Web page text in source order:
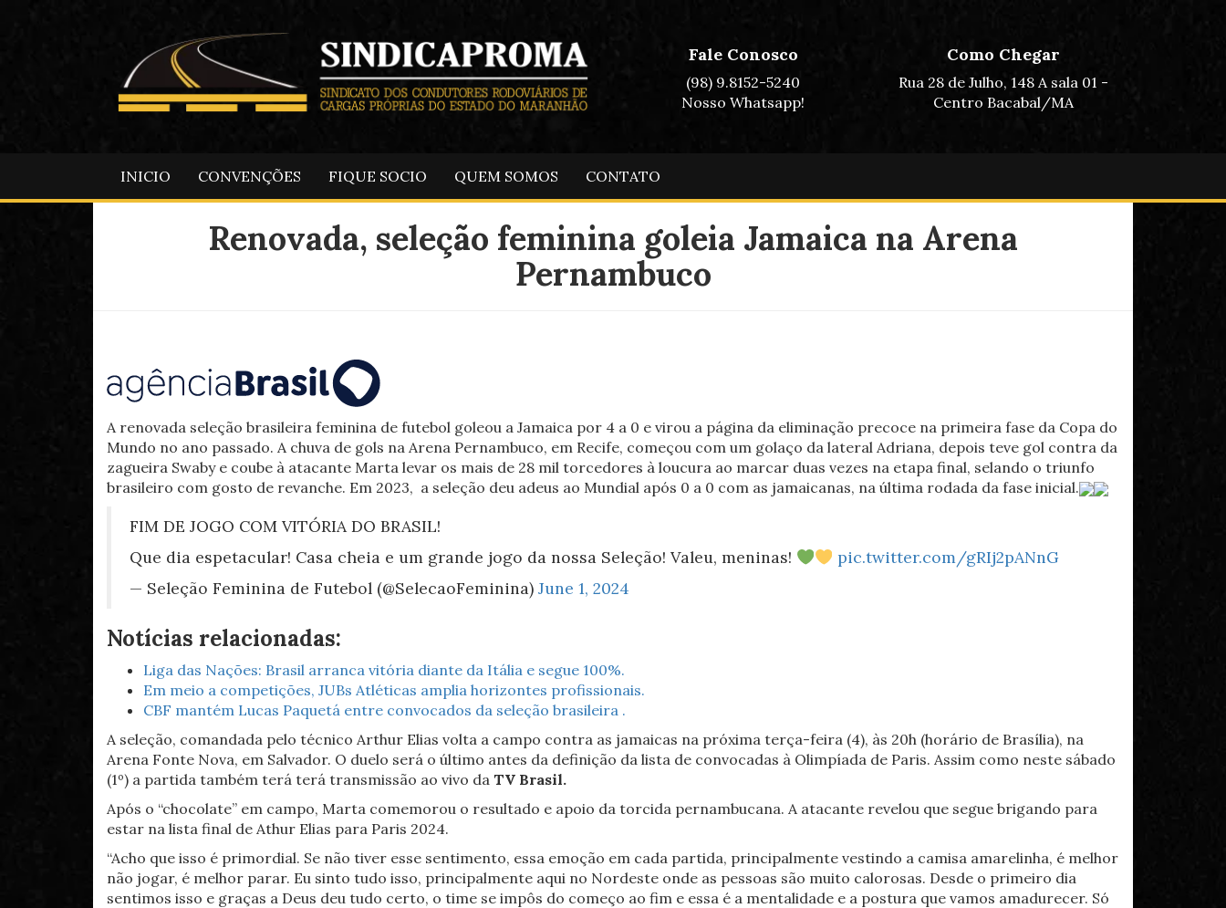
Fale Conosco
(98) 9.8152-5240
Nosso Whatsapp!
Como Chegar
Rua 28 de Julho, 148 A sala 01 -
Centro Bacabal/MA
INICIO CONVENÇÕES FIQUE SOCIO QUEM SOMOS CONTATO
Renovada, seleção feminina goleia Jamaica na Arena
Pernambuco
A renovada seleção brasileira feminina de futebol goleou a Jamaica por 4 a 0 e virou a página da eliminação precoce na primeira fase da Copa do
Mundo no ano passado. A chuva de gols na Arena Pernambuco, em Recife, começou com um golaço da lateral Adriana, depois teve gol contra da
zagueira Swaby e coube à atacante Marta levar os mais de 28 mil torcedores à loucura ao marcar duas vezes na etapa final, selando o triunfo
brasileiro com gosto de revanche. Em 2023, a seleção deu adeus ao Mundial após 0 a 0 com as jamaicanas, na última rodada da fase inicial.
FIM DE JOGO COM VITÓRIA DO BRASIL!
Que dia espetacular! Casa cheia e um grande jogo da nossa Seleção! Valeu, meninas!
pic.twitter.com/gRIj2pANnG
— Seleção Feminina de Futebol (@SelecaoFeminina) June 1, 2024
Notícias relacionadas:
Liga das Nações: Brasil arranca vitória diante da Itália e segue 100%.
Em meio a competições, JUBs Atléticas amplia horizontes profissionais.
CBF mantém Lucas Paquetá entre convocados da seleção brasileira .
A seleção, comandada pelo técnico Arthur Elias volta a campo contra as jamaicas na próxima terça-feira (4), às 20h (horário de Brasília), na
Arena Fonte Nova, em Salvador. O duelo será o último antes da definição da lista de convocadas à Olimpíada de Paris. Assim como neste sábado
(1º) a partida também terá terá transmissão ao vivo da TV Brasil.
Após o “chocolate” em campo, Marta comemorou o resultado e apoio da torcida pernambucana. A atacante revelou que segue brigando para
estar na lista final de Athur Elias para Paris 2024.
“Acho que isso é primordial. Se não tiver esse sentimento, essa emoção em cada partida, principalmente vestindo a camisa amarelinha, é melhor
não jogar, é melhor parar. Eu sinto tudo isso, principalmente aqui no Nordeste onde as pessoas são muito calorosas. Desde o primeiro dia
sentimos isso e graças a Deus deu tudo certo, o time se impôs do começo ao fim e essa é a mentalidade e a postura que vamos amadurecer. Só